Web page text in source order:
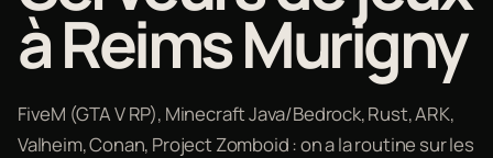
à Reims Murigny
FiveM (GTA V RP), Minecraft Java/Bedrock, Rust, ARK,
Valheim, Conan, Project Zomboid : on a la routine sur les